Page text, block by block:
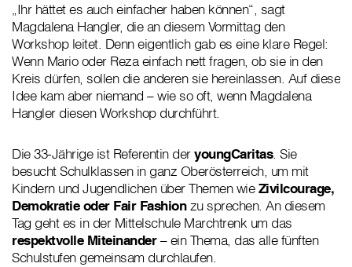
„Ihr hättet es auch einfacher haben können“, sagt
Magdalena Hangler, die an diesem Vormittag den
Workshop leitet. Denn eigentlich gab es eine klare Regel:
Wenn Mario oder Reza einfach nett fragen, ob sie in den
Kreis dürfen, sollen die anderen sie hereinlassen. Auf diese
Idee kam aber niemand – wie so oft, wenn Magdalena
Hangler diesen Workshop durchführt.
Die 33-Jährige ist Referentin deryoungCaritas. Sie
besucht Schulklassen in ganz Oberösterreich, um mit
Kindern und Jugendlichen über Themen wieZivilcourage,
Demokratie oder Fair Fashionzu sprechen. An diesem
Tag geht es in der Mittelschule Marchtrenk um das
respektvolle Miteinander– ein Thema, das alle fünften
Schulstufen gemeinsam durchlaufen.